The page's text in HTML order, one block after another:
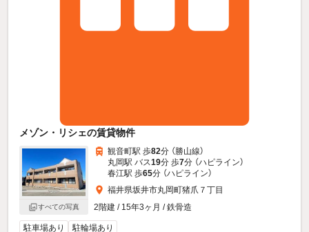
メゾン・リシェの賃貸物件
すべての写真
観音町駅 歩82分 （勝山線）
丸岡駅 バス19分 歩7分 （ハピライン）
春江駅 歩65分 （ハピライン）
福井県坂井市丸岡町猪爪７丁目
2階建 / 15年3ヶ月 / 鉄骨造
駐車場あり 駐輪場あり